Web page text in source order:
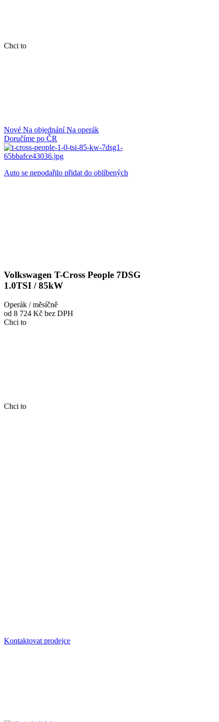
Chci to
Nové Na objednání Na operák
Doručíme po ČR
Auto se nepodařilo přidat do oblíbených
Volkswagen T-Cross People 7DSG
1.0TSI / 85kW
Operák / měsíčně
od 8 724 Kč bez DPH
Chci to
Chci to
Kontaktovat prodejce